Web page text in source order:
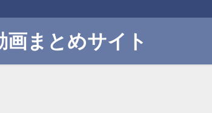
まとめサイト